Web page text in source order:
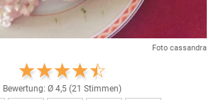
Foto cassandra
Bewertung: Ø 4,5(21 Stimmen)